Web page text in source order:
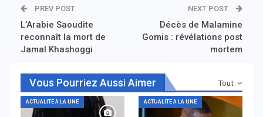
PREV POST
L’Arabie Saoudite
reconnaît la mort de
Jamal Khashoggi
NEXT POST
Décès de Malamine
Gomis : révélations post
mortem
Tout
Vous Pourriez Aussi Aimer
ACTUALITÉ À LA UNE ACTUALITÉ À LA UNE